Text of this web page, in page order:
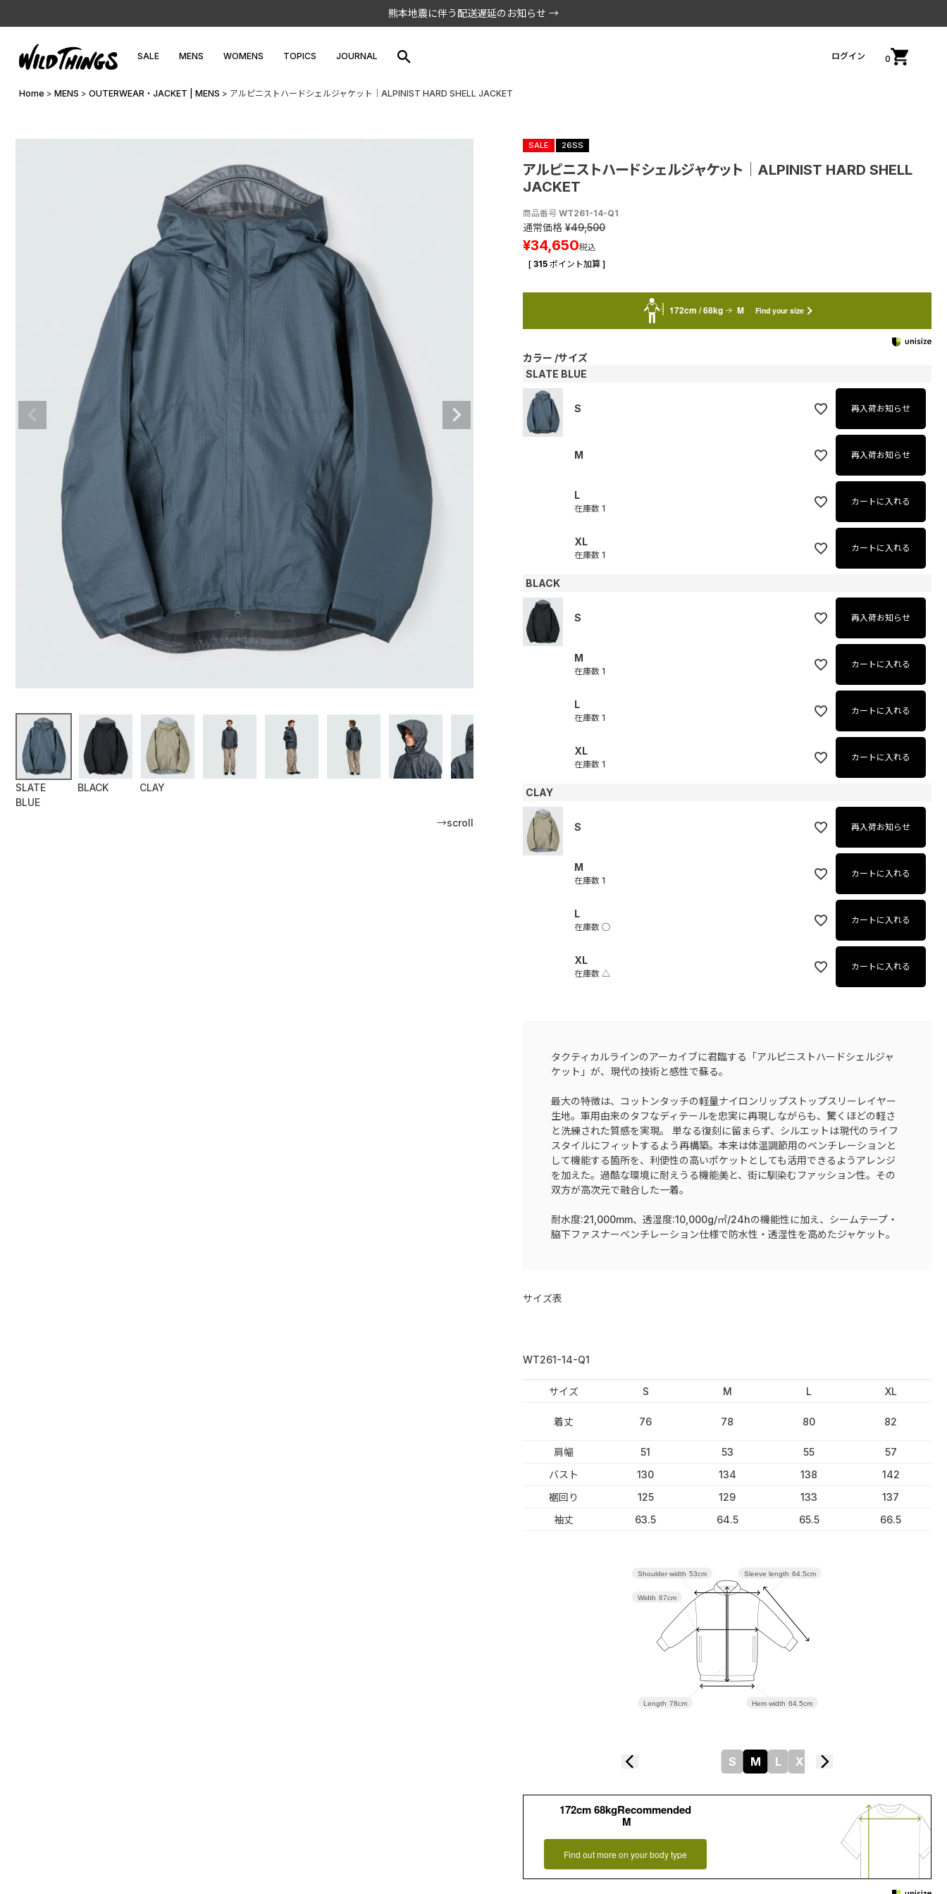
熊本地震に伴う配送遅延のお知らせ →
SALE MENS WOMENS TOPICS JOURNAL ログイン 0
Home MENS OUTERWEAR・JACKET | MENS アルピニストハードシェルジャケット│ALPINIST HARD SHELL JACKET
SLATE
BLUE
BLACK CLAY
→scroll
SALE 26SS
アルピニストハードシェルジャケット│ALPINIST HARD SHELL
JACKET
商品番号 WT261-14-Q1
通常価格 ¥49,500
¥34,650税込
[ 315 ポイント加算 ]
172cm / 68kg M Find your size
カラー サイズ
SLATE BLUE
S 再入荷お知らせ
M 再入荷お知らせ
L
在庫数 1
カートに入れる
XL
在庫数 1
カートに入れる
BLACK
S 再入荷お知らせ
M
在庫数 1
カートに入れる
L
在庫数 1
カートに入れる
XL
在庫数 1
カートに入れる
CLAY
S 再入荷お知らせ
M
在庫数 1
カートに入れる
L
在庫数 ○
カートに入れる
XL
在庫数 △
カートに入れる
タクティカルラインのアーカイブに君臨する「アルピニストハードシェルジャ
ケット」が、現代の技術と感性で蘇る。
最大の特徴は、コットンタッチの軽量ナイロンリップストップスリーレイヤー
生地。軍用由来のタフなディテールを忠実に再現しながらも、驚くほどの軽さ
と洗練された質感を実現。 単なる復刻に留まらず、シルエットは現代のライフ
スタイルにフィットするよう再構築。本来は体温調節用のベンチレーションと
して機能する箇所を、利便性の高いポケットとしても活用できるようアレンジ
を加えた。過酷な環境に耐えうる機能美と、街に馴染むファッション性。その
双方が高次元で融合した一着。
耐水度:21,000mm、透湿度:10,000g/㎡/24hの機能性に加え、シームテープ・
脇下ファスナーベンチレーション仕様で防水性・透湿性を高めたジャケット。
サイズ表
WT261-14-Q1
サイズ S M L XL
着丈 76 78 80 82
肩幅 51 53 55
57
バスト
130 134 138
142
裾回り
125 129 133
137
袖丈
63.5 64.5 65.5 66.5
Hem width 64.5cm
Sleeve length 64.5cm
Length 78cm
Width 67cm
Shoulder width 53cm
S M L XL
172cm 68kgRecommended
M
Find out more on your body type